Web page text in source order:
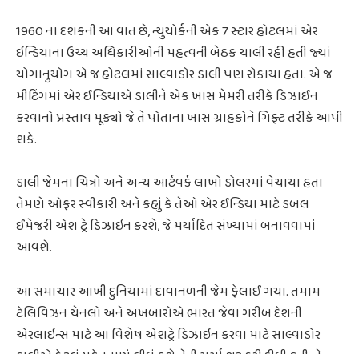
1960 ના દશકની આ વાત છે, ન્યુયોર્કની એક 7 સ્ટાર હોટલમાં એર
ઇન્ડિયાના ઉચ્ચ અધિકારીઓની મહત્વની બેઠક ચાલી રહી હતી જ્યાં
યોગાનુયોગ એ જ હોટલમાં સાલ્વાડોર ડાલી પણ રોકાયા હતા. એ જ
મીટિંગમાં એર ઈન્ડિયાએ ડાલીને એક ખાસ મેમરી તરીકે ડિઝાઈન
કરવાનો પ્રસ્તાવ મૂક્યો જે તે પોતાના ખાસ ગ્રાહકોને ગિફ્ટ તરીકે આપી
શકે.
ડાલી જેમના ચિત્રો અને અન્ય આર્ટવર્ક લાખો ડોલરમાં વેચાયા હતા
તેમણે ઓફર સ્વીકારી અને કહ્યું કે તેઓ એર ઈન્ડિયા માટે ડબલ
ઈમેજરી એશ ટ્રે ડિઝાઇન કરશે, જે મર્યાદિત સંખ્યામાં બનાવવામાં
આવશે.
આ સમાચાર આખી દુનિયામાં દાવાનળની જેમ ફેલાઈ ગયા. તમામ
ટેલિવિઝન ચેનલો અને અખબારોએ ભારત જેવા ગરીબ દેશની
એરલાઇન્સ માટે આ વિશેષ એશટ્રે ડિઝાઇન કરવા માટે સાલ્વાડોર